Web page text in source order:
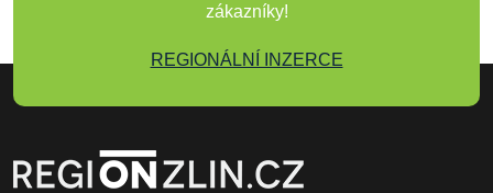
zákazníky!
REGIONÁLNÍ INZERCE